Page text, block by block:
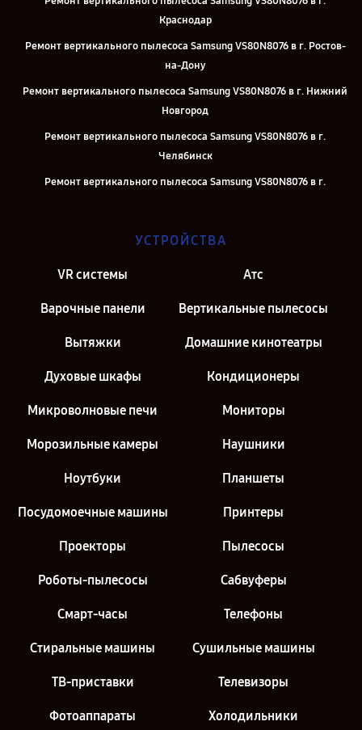
Краснодар
Ремонт вертикального пылесоса Samsung VS80N8076 в г. Ростов-
на-Дону
Ремонт вертикального пылесоса Samsung VS80N8076 в г. Нижний
Новгород
Ремонт вертикального пылесоса Samsung VS80N8076 в г.
Челябинск
Ремонт вертикального пылесоса Samsung VS80N8076 в г.
Ремонт вертикального пылесоса Samsung VS80N8076 в г. Санкт-
УСТРОЙСТВА
VR системы Атс
Варочные панели Вертикальные пылесосы
Вытяжки Домашние кинотеатры
Духовые шкафы Кондиционеры
Микроволновые печи Мониторы
Морозильные камеры Наушники
Ноутбуки Планшеты
Посудомоечные машины Принтеры
Проекторы Пылесосы
Роботы-пылесосы Сабвуферы
Смарт-часы Телефоны
Стиральные машины Сушильные машины
ТВ-приставки Телевизоры
Фотоаппараты Холодильники